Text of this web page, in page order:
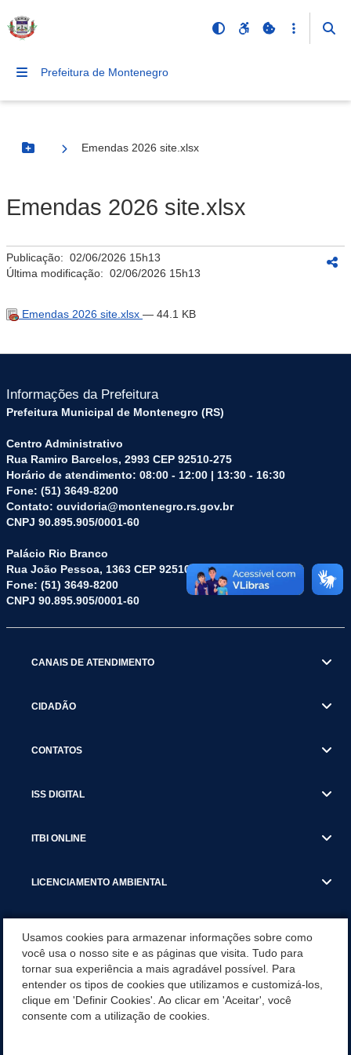
Prefeitura de Montenegro
Botão Menu
Emendas 2026 site.xlsx
Emendas 2026 site.xlsx
Publicação: 02/06/2026 15h13
Última modificação: 02/06/2026 15h13
Emendas 2026 site.xlsx — 44.1 KB
Informações da Prefeitura
Prefeitura Municipal de Montenegro (RS)
Centro Administrativo
Rua Ramiro Barcelos, 2993 CEP 92510-275
Horário de atendimento: 08:00 - 12:00 | 13:30 - 16:30
Fone: (51) 3649-8200
Contato: ouvidoria@montenegro.rs.gov.br
CNPJ 90.895.905/0001-60
Palácio Rio Branco
Rua João Pessoa, 1363 CEP 92510-045
Fone: (51) 3649-8200
CNPJ 90.895.905/0001-60
CANAIS DE ATENDIMENTO
CIDADÃO
CONTATOS
ISS DIGITAL
ITBI ONLINE
LICENCIAMENTO AMBIENTAL
SERVIÇOS
SERVIÇOS DO DEPARTAMENTO DE RECEITA MUNICIPAL
Usamos cookies para armazenar informações sobre como
você usa o nosso site e as páginas que visita. Tudo para
tornar sua experiência a mais agradável possível. Para
entender os tipos de cookies que utilizamos e customizá-los,
clique em 'Definir Cookies'. Ao clicar em 'Aceitar', você
consente com a utilização de cookies.